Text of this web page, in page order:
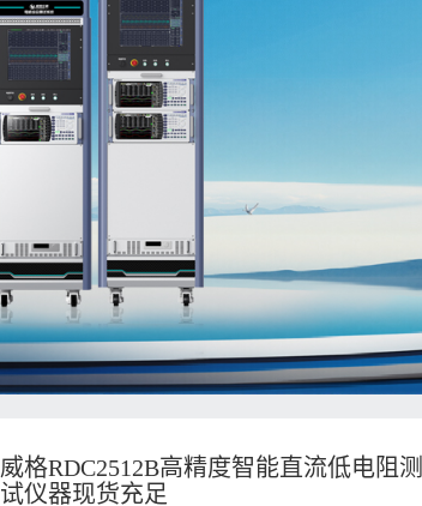
威格RDC2512B高精度智能直流低电阻
试仪器现货充足